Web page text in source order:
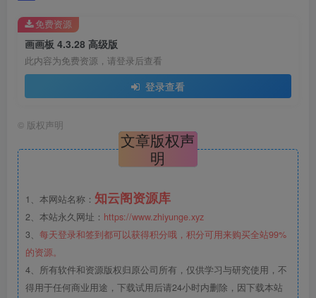
画画板 4.3.28 高级版
此内容为免费资源，请登录后查看
登录查看
免费资源
© 版权声明
文章版权声
明
1、本网站名称： 知云阁资源库
2、本站永久网址： https://www.zhiyunge.xyz
3、 每天登录和签到都可以获得积分哦，积分可用来购买全站99%
的资源。
4、所有软件和资源版权归原公司所有，仅供学习与研究使用，不
得用于任何商业用途，下载试用后请24小时内删除，因下载本站